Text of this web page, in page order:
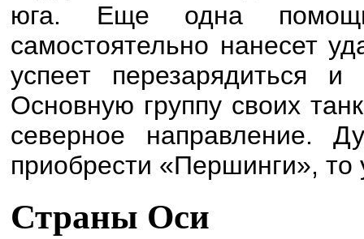
юга. Еще одна
самостоятельно нанесет
успеет перезарядиться
Основную группу своих
северное направление.
приобрести «Першинги», то
Страны Оси